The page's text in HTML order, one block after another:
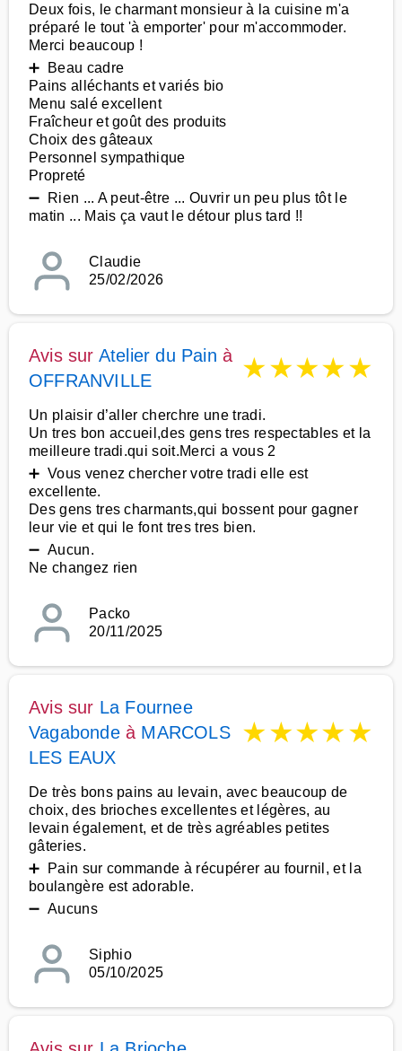
Deux fois, le charmant monsieur à la cuisine m'a
préparé le tout 'à emporter' pour m'accommoder.
Merci beaucoup !
➕ Beau cadre
Pains alléchants et variés bio
Menu salé excellent
Fraîcheur et goût des produits
Choix des gâteaux
Personnel sympathique
Propreté
➖ Rien ... A peut-être ... Ouvrir un peu plus tôt le
matin ... Mais ça vaut le détour plus tard !!
Claudie
25/02/2026
Avis sur Atelier du Pain à
OFFRANVILLE
★★★★★
Un plaisir d’aller cherchre une tradi.
Un tres bon accueil,des gens tres respectables et la
meilleure tradi.qui soit.Merci a vous 2
➕ Vous venez chercher votre tradi elle est
excellente.
Des gens tres charmants,qui bossent pour gagner
leur vie et qui le font tres tres bien.
➖ Aucun.
Ne changez rien
Packo
20/11/2025
Avis sur La Fournee
Vagabondeà MARCOLS
LES EAUX
★★★★★
De très bons pains au levain, avec beaucoup de
choix, des brioches excellentes et légères, au
levain également, et de très agréables petites
gâteries.
➕ Pain sur commande à récupérer au fournil, et la
boulangère est adorable.
➖ Aucuns
Siphio
05/10/2025